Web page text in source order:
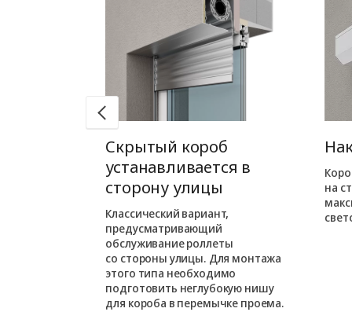
Скрытый короб
устанавливается в
сторону улицы
Классический вариант,
предусматривающий
обслуживание роллеты
со стороны улицы. Для монтажа
этого типа необходимо
подготовить неглубокую нишу
для короба в перемычке проема.
на